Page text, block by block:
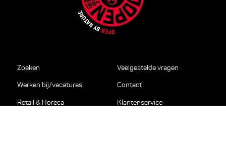
Zoeken
Werken bij/vacatures
Retail & Horeca
Veelgestelde vragen
Contact
Klantenservice